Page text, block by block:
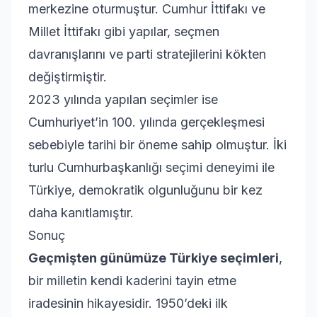
merkezine oturmuştur. Cumhur İttifakı ve
Millet İttifakı gibi yapılar, seçmen
davranışlarını ve parti stratejilerini kökten
değiştirmiştir.
2023 yılında yapılan seçimler ise
Cumhuriyet’in 100. yılında gerçekleşmesi
sebebiyle tarihi bir öneme sahip olmuştur. İki
turlu Cumhurbaşkanlığı seçimi deneyimi ile
Türkiye, demokratik olgunluğunu bir kez
daha kanıtlamıştır.
Sonuç
Geçmişten günümüze Türkiye seçimleri,
bir milletin kendi kaderini tayin etme
iradesinin hikayesidir. 1950’deki ilk